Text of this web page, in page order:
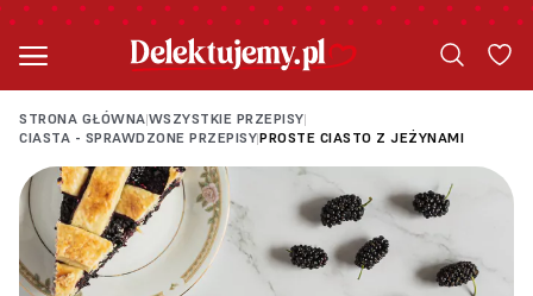
STRONA GŁÓWNA|WSZYSTKIE PRZEPISY|
CIASTA - SPRAWDZONE PRZEPISY|PROSTE CIASTO Z JEŻYNAMI